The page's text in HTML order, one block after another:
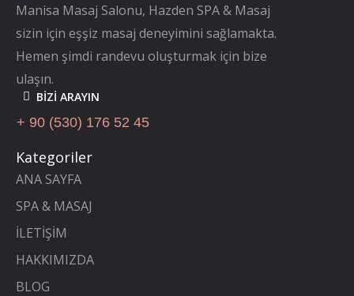
Manisa Masaj Salonu, Hazden SPA & Masaj
sizin için eşşiz masaj deneyimini sağlamakta.
Hemen şimdi randevu oluşturmak için bize
ulaşın.
BIZI ARAYIN
+ 90 (530) 176 52 45
Kategoriler
ANA SAYFA
SPA & MASAJ
İLETİŞİM
HAKKIMIZDA
BLOG